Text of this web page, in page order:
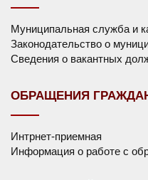
Муниципальная служба и
Законодательство о
Сведения о вакантных
ОБРАЩЕНИЯ
Интрнет-приемная
Информация о работе с